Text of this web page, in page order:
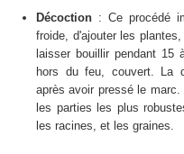
Décoction : Ce procédé
froide, d'ajouter les
laisser bouillir pendant 15
hors du feu, couvert. La
après avoir pressé le
les parties les plus
les racines, et les graines.